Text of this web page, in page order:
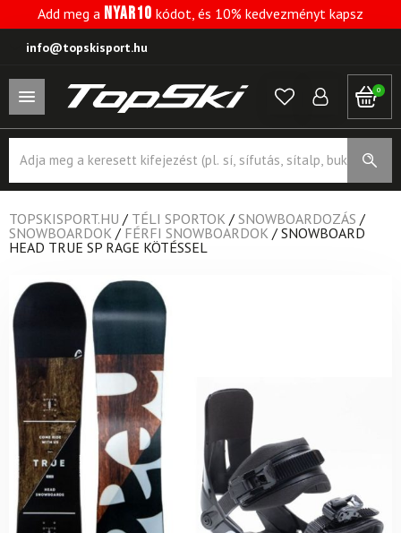
Add meg a NYAR10 kódot, és 10% kedvezményt kapsz
info@topskisport.hu
0
search
TOPSKISPORT.HU / TÉLI SPORTOK / SNOWBOARDOZÁS /
SNOWBOARDOK / FÉRFI SNOWBOARDOK / SNOWBOARD
HEAD TRUE SP RAGE KÖTÉSSEL